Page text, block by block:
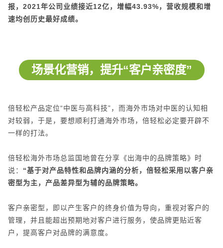
报，2021年公司业绩接近12亿，增幅43.93%，营收规模和增
速均创历史最好成绩。
场景化营销，提升“客户亲密度”
倍轻松产品定位“中医与高科技”，而海外市场对中医的认知相
对较弱，于是，要想顺利打通海外市场，倍轻松必定要开辟不
一样的打法。
倍轻松海外市场总监国地曾在分享《出海中的品牌策略》时
说： “基于对产品特性和品牌内涵的分析，倍轻松采用以客户亲
密型为主，产品差异型为辅的品牌策略。
客户亲密型，即以产生客户的终身价值为导向，重视对客户的
管理，并且能超出预期地对客户进行服务，使品牌更贴近客
户，提高客户对品牌的满意度。